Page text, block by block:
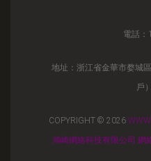
電話
地址：浙江省金華市婺城
戶
COPYRIGHT © 2026
鴻崎網絡科技有限公司 網